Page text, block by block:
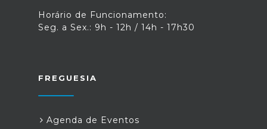
Horário de Funcionamento:
Seg. a Sex.: 9h - 12h / 14h - 17h30
FREGUESIA
Agenda de Eventos